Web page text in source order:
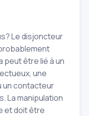
Le disjoncteur
peut être lié à un
une
un contacteur
La manipulation
et doit être